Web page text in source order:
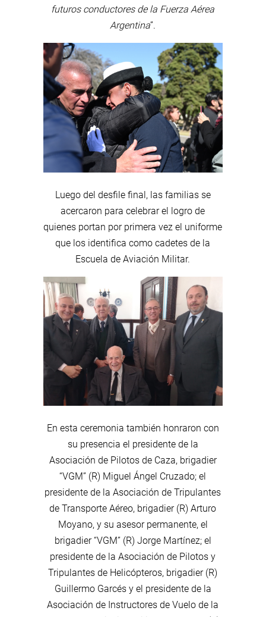
futuros conductores de la Fuerza Aérea
Argentina”.
Luego del desfile final, las familias se
acercaron para celebrar el logro de
quienes portan por primera vez el uniforme
que los identifica como cadetes de la
Escuela de Aviación Militar.
En esta ceremonia también honraron con
su presencia el presidente de la
Asociación de Pilotos de Caza, brigadier
“VGM” (R) Miguel Ángel Cruzado; el
presidente de la Asociación de Tripulantes
de Transporte Aéreo, brigadier (R) Arturo
Moyano, y su asesor permanente, el
brigadier “VGM” (R) Jorge Martínez; el
presidente de la Asociación de Pilotos y
Tripulantes de Helicópteros, brigadier (R)
Guillermo Garcés y el presidente de la
Asociación de Instructores de Vuelo de la